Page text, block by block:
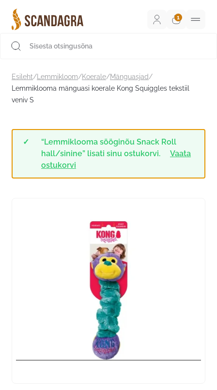
sisu
juurde
Esileht/ Lemmikloom/Koerale/Mänguasjad/
Lemmiklooma mänguasi koerale Kong Squiggles tekstiil
veniv S
“Lemmiklooma sööginõu Snack Roll
hall/sinine” lisati sinu ostukorvi.
Vaata
ostukorvi